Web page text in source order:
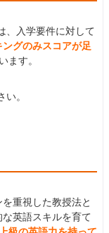
、入学要件に対して
ングのみスコアが足
ます。
。
重視した教授法と
英語スキルを育て